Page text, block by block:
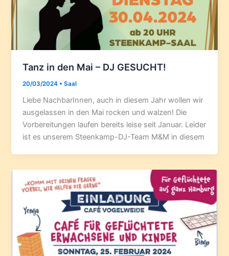
Tanz in den Mai – DJ GESUCHT!
20/03/2024 •Saal
Liebe NachbarInnen, auch in diesem Jahr wollen wir
ausgelassen in den Mai rocken und walzen! Die
Vorbereitungen laufen bereits leise seit Januar. Leider
ist es unserem Steenkamp-DJ-Team M&M in diesem